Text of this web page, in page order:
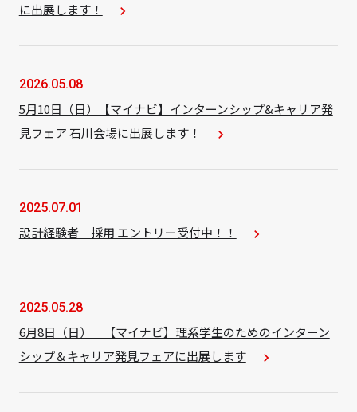
に出展します！
navigate_next
2026.05.08
5月10日（日）【マイナビ】インターンシップ&キャリア発
見フェア 石川会場に出展します！
navigate_next
2025.07.01
設計経験者 採用 エントリー受付中！！ navigate_next
2025.05.28
6月8日（日） 【マイナビ】理系学生のためのインターン
シップ＆キャリア発見フェアに出展します
navigate_next